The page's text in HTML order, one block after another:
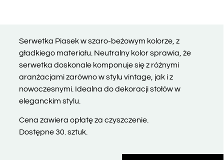
Serwetka Piasek w szaro-beżowym kolorze, z
gładkiego materiału. Neutralny kolor sprawia, że
serwetka doskonale komponuje się z różnymi
aranżacjami zarówno w stylu vintage, jak i z
nowoczesnymi. Idealna do dekoracji stołów w
eleganckim stylu.
Cena zawiera opłatę za czyszczenie.
Dostępne 30. sztuk.